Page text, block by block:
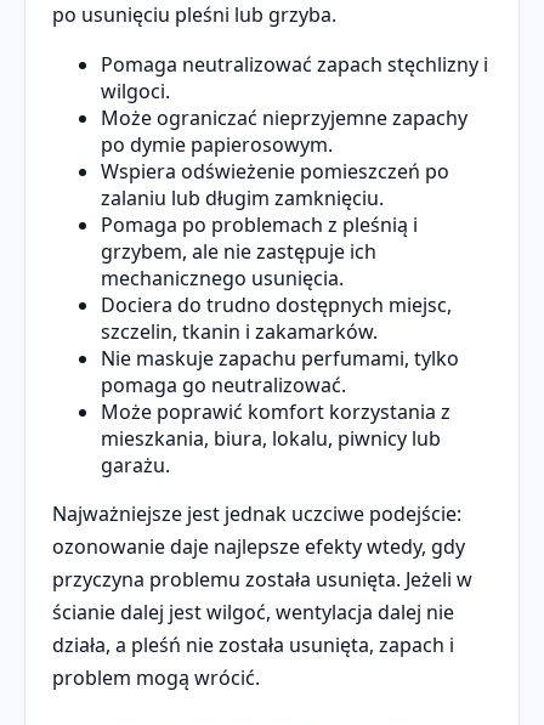
po usunięciu pleśni lub grzyba.
Pomaga neutralizować zapach stęchlizny i
wilgoci.
Może ograniczać nieprzyjemne zapachy
po dymie papierosowym.
Wspiera odświeżenie pomieszczeń po
zalaniu lub długim zamknięciu.
Pomaga po problemach z pleśnią i
grzybem, ale nie zastępuje ich
mechanicznego usunięcia.
Dociera do trudno dostępnych miejsc,
szczelin, tkanin i zakamarków.
Nie maskuje zapachu perfumami, tylko
pomaga go neutralizować.
Może poprawić komfort korzystania z
mieszkania, biura, lokalu, piwnicy lub
garażu.
Najważniejsze jest jednak uczciwe podejście:
ozonowanie daje najlepsze efekty wtedy, gdy
przyczyna problemu została usunięta. Jeżeli w
ścianie dalej jest wilgoć, wentylacja dalej nie
działa, a pleśń nie została usunięta, zapach i
problem mogą wrócić.